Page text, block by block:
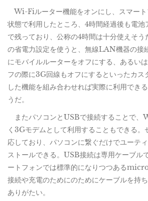
Wi-Fiルーター機能をオンにし、スマート
状態で利用したところ、4時間経過後も電池
で残っており、公称の4時間は十分使えそ
の省電力設定を使うと、無線LAN機器の接
にモバイルルーターをオフにする、あるい
フの際に3G回線もオフにするといったカス
した機能を組み合わせれば実際に利用でき
うだ。
またパソコンとUSBで接続することで、
く3Gモデムとして利用することもできる。
応しており、パソコンに繋ぐだけでユーテ
ストールできる。USB接続は専用ケーブル
ートフォンでは標準的になりつつある
接続や充電のためにのためにケーブルを持
ありがたい。